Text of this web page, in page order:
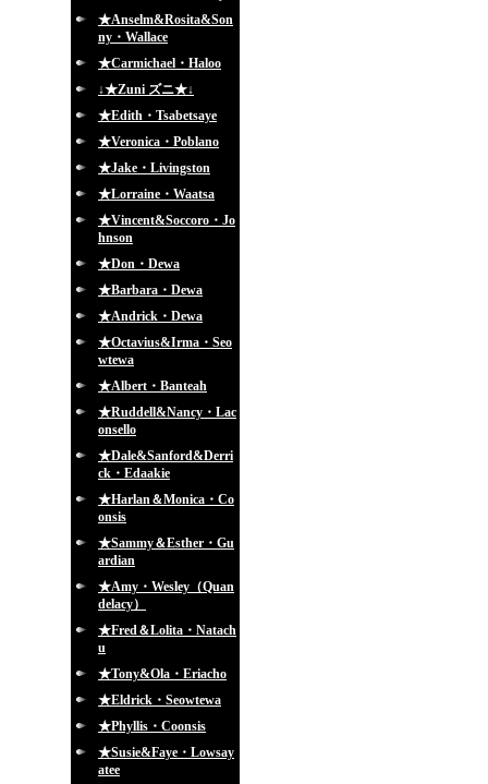
★Anselm&Rosita&Son
ny・Wallace
★Carmichael・Haloo
↓★Zuni ズニ★↓
★Edith・Tsabetsaye
★Veronica・Poblano
★Jake・Livingston
★Lorraine・Waatsa
★Vincent&Soccoro・Jo
hnson
★Don・Dewa
★Barbara・Dewa
★Andrick・Dewa
★Octavius&Irma・Seo
wtewa
★Albert・Banteah
★Ruddell&Nancy・Lac
onsello
★Dale&Sanford&Derri
ck・Edaakie
★Harlan＆Monica・Co
onsis
★Sammy＆Esther・Gu
ardian
★Amy・Wesley（Quan
delacy）
★Fred＆Lolita・Natach
u
★Tony&Ola・Eriacho
★Eldrick・Seowtewa
★Phyllis・Coonsis
★Susie&Faye・Lowsay
atee